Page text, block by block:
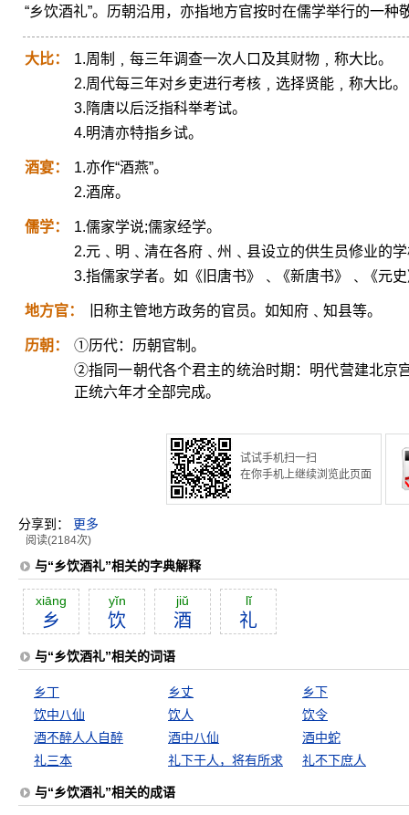
“乡饮酒礼”。历朝沿用，亦指地方官按时在儒学举行的一种
大比：
1.周制﹐每三年调查一次人口及其财物﹐称大比。
2.周代每三年对乡吏进行考核﹐选择贤能﹐称大比。
3.隋唐以后泛指科举考试。
4.明清亦特指乡试。
酒宴：
1.亦作“酒燕”。
2.酒席。
儒学：
1.儒家学说;儒家经学。
2.元﹑明﹑清在各府﹑州﹑县设立的供生员修业的
3.指儒家学者。如《旧唐书》﹑《新唐书》﹑《元
地方官： 旧称主管地方政务的官员。如知府﹑知县等。
历朝：
①历代：历朝官制。
②指同一朝代各个君主的统治时期：明代营建北京
正统六年才全部完成。
试试手机扫一扫
在你手机上继续浏览此页面
分享到： 更多
阅读(2184次)
与“乡饮酒礼”相关的字典解释
xiāng
乡
yĭn
饮
jiŭ
酒
lĭ
礼
与“乡饮酒礼”相关的词语
乡丁 乡丈
乡下
饮中八仙
饮人
饮令
酒不醉人人自醉
酒中八仙
酒中蛇
礼三本
礼下于人，将有所求 礼不下庶人
与“乡饮酒礼”相关的成语